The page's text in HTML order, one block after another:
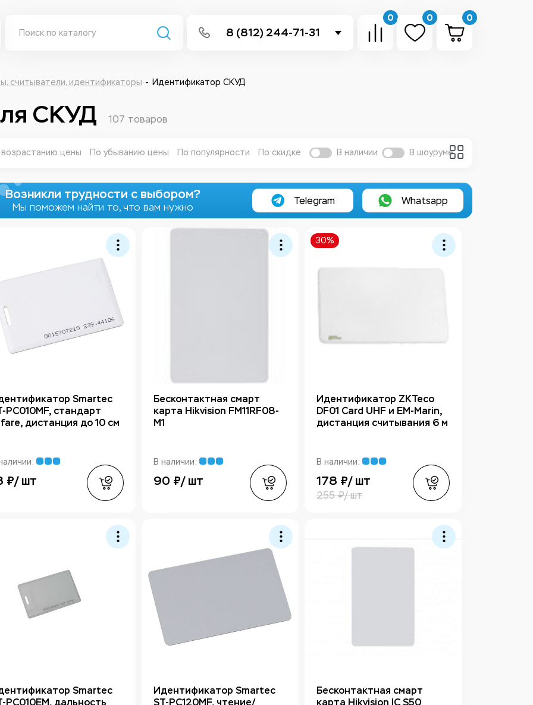
8 (812) 244-71-31
Написать в Telegram
0 0 0
считыватели, идентификаторы Идентификатор СКУД
СКУД 107 товаров
цены По убыванию цены По популярности По скидке В наличии В шоуруме
Возникли трудности с выбором?
Мы поможем найти то, что вам нужно
Telegram Whatsapp
Smartec
PC010MF, стандарт
дистанция до 10 см
₽/ шт
Бесконтактная смарт
карта Hikvision FM11RF08-
M1
В наличии:
90 ₽/ шт
30%
Идентификатор ZKTeco
DF01 Card UHF и EM-Marin,
дистанция считывания 6 м
В наличии:
178 ₽/ шт
255 ₽/ шт
Smartec
PC010EM, дальность
Идентификатор Smartec
ST-PC120MF, чтение/
Бесконтактная смарт
карта Hikvision IC S50